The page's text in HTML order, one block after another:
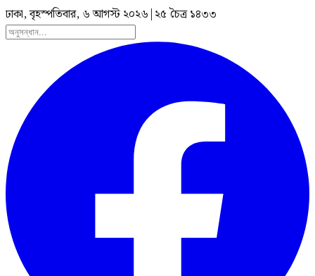
ঢাকা, বৃহস্পতিবার, ৬ আগস্ট ২০২৬ | ২৫ চৈত্র ১৪৩৩